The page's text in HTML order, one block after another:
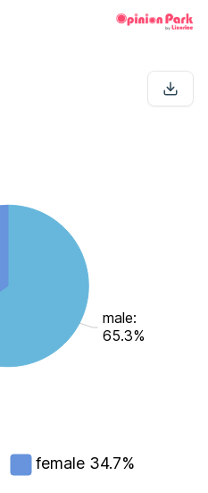
male:
65.3%
female 34.7%